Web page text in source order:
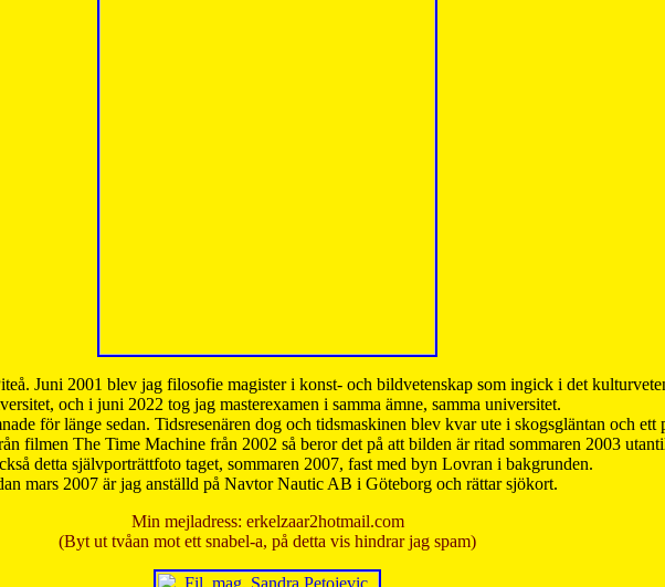
Juni 2001 blev jag filosofie magister i konst- och bildvetenskap som ingick i det
och i juni 2022 tog jag masterexamen i samma ämne, samma universitet.
för länge sedan. Tidsresenären dog och tidsmaskinen blev kvar ute i skogsgläntan och
filmen The Time Machine från 2002 så beror det på att bilden är ritad sommaren 2003
detta självporträttfoto taget, sommaren 2007, fast med byn Lovran i bakgrunden.
mars 2007 är jag anställd på Navtor Nautic AB i Göteborg och rättar sjökort.
Min mejladress: erkelzaar2hotmail.com
(Byt ut tvåan mot ett snabel-a, på detta vis hindrar jag spam)